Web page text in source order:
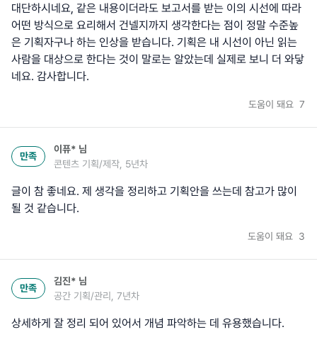
대단하시네요, 같은 내용이더라도 보고서를 받는 이의 시선에 따라
어떤 방식으로 요리해서 건넬지까지 생각한다는 점이 정말 수준높
은 기획자구나 하는 인상을 받습니다. 기획은 내 시선이 아닌 읽는
사람을 대상으로 한다는 것이 말로는 알았는데 실제로 보니 더 와닿
네요. 감사합니다.
도움이 돼요 7
만족
이퓨* 님
콘텐츠 기획/제작, 5년차
글이 참 좋네요. 제 생각을 정리하고 기획안을 쓰는데 참고가 많이
될 것 같습니다.
도움이 돼요 3
만족
김진* 님
공간 기획/관리, 7년차
상세하게 잘 정리 되어 있어서 개념 파악하는 데 유용했습니다.